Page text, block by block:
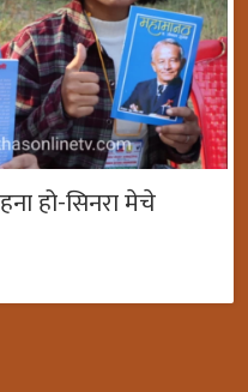
हो-सिनरा मेचे